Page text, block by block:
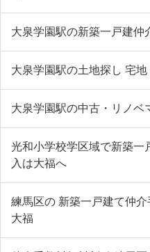
大泉学園駅の新築一戸建仲
大泉学園駅の土地探し 宅
大泉学園駅の中古・リノベ
光和小学校学区域で新築一
入は大福へ
練馬区の 新築一戸建て仲
大福